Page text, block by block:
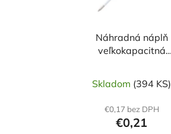
Náhradná náplň
veľkokapacitná
Skladom (394 KS)
€0,17 bez DPH
€0,21